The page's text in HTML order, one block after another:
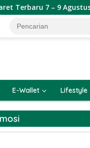
9 Agustus 2026
E-Wallet Lifestyle